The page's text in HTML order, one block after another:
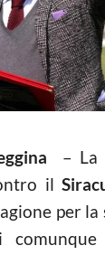
– La
il
per